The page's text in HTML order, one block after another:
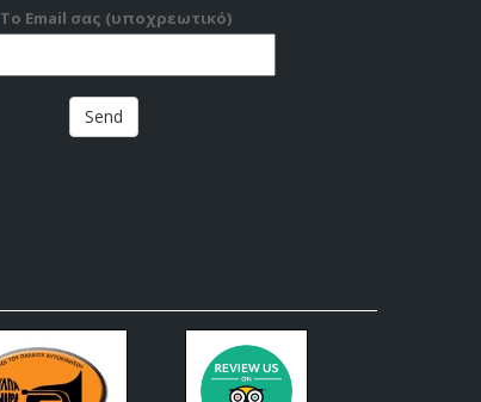
Το Email σας (υποχρεωτικό)